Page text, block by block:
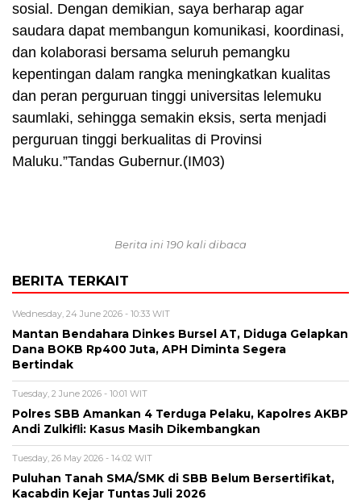
sosial. Dengan demikian, saya berharap agar
saudara dapat membangun komunikasi, koordinasi,
dan kolaborasi bersama seluruh pemangku
kepentingan dalam rangka meningkatkan kualitas
dan peran perguruan tinggi universitas lelemuku
saumlaki, sehingga semakin eksis, serta menjadi
perguruan tinggi berkualitas di Provinsi
Maluku.”Tandas Gubernur.(IM03)
Berita ini 190 kali dibaca
BERITA TERKAIT
Wednesday, 24 June 2026 - 10:33 WIT
Mantan Bendahara Dinkes Bursel AT, Diduga Gelapkan
Dana BOKB Rp400 Juta, APH Diminta Segera
Bertindak
Tuesday, 2 June 2026 - 10:01 WIT
Polres SBB Amankan 4 Terduga Pelaku, Kapolres AKBP
Andi Zulkifli: Kasus Masih Dikembangkan
Tuesday, 26 May 2026 - 14:02 WIT
Puluhan Tanah SMA/SMK di SBB Belum Bersertifikat,
Kacabdin Kejar Tuntas Juli 2026